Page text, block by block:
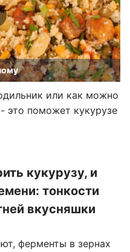
или как можно
это поможет кукурузе
кукурузу, и
тонкости
вкусняшки
ферменты в зернах